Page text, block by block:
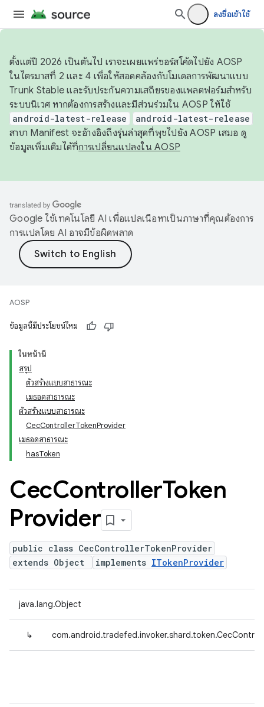
ลงชื่อเข้าใช้
ตั้งแต่ปี 2026 เป็นต้นไป เราจะเผยแพร่ซอร์สโค้ดไปยัง AOSP
ในไตรมาสที่ 2 และ 4 เพื่อให้สอดคล้องกับโมเดลการพัฒนาแบบ
Trunk Stable และรับประกันความเสถียรของแพลตฟอร์มสำหรับ
ระบบนิเวศ หากต้องการสร้างและมีส่วนร่วมใน AOSP ให้ใช้
android-latest-release android-latest-release
สาขา Manifest จะอ้างอิงถึงรุ่นล่าสุดที่พุชไปยัง AOSP เสมอ ดู
ข้อมูลเพิ่มเติมได้ที่การเปลี่ยนแปลงใน AOSP
Google ใช้เทคโนโลยี AI เพื่อแปลเนื้อหาเป็นภาษาที่คุณต้องการ
การแปลโดย AI อาจมีข้อผิดพลาด
AOSP
ข้อมูลนี้มีประโยชน์ไหม
ในหน้านี้
สรุป
ตัวสร้างแบบสาธารณะ
เมธอดสาธารณะ
ตัวสร้างแบบสาธารณะ
CecControllerTokenProvider
เมธอดสาธารณะ
hasToken
CecControllerToken
Provider
public class CecControllerTokenProvider
extends Object
implements ITokenProvider
java.lang.Object
↳